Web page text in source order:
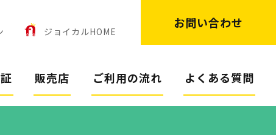
ジョイカルHOME
お問い合わせ
販売店 ご利用の流れ よくある質問